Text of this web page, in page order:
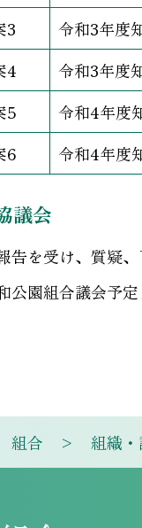
3
令和3年度
4
令和3年度
5
令和4年度
6 令和4年度
議会
告を受け、質疑、
公園組合議会予
組合 組織